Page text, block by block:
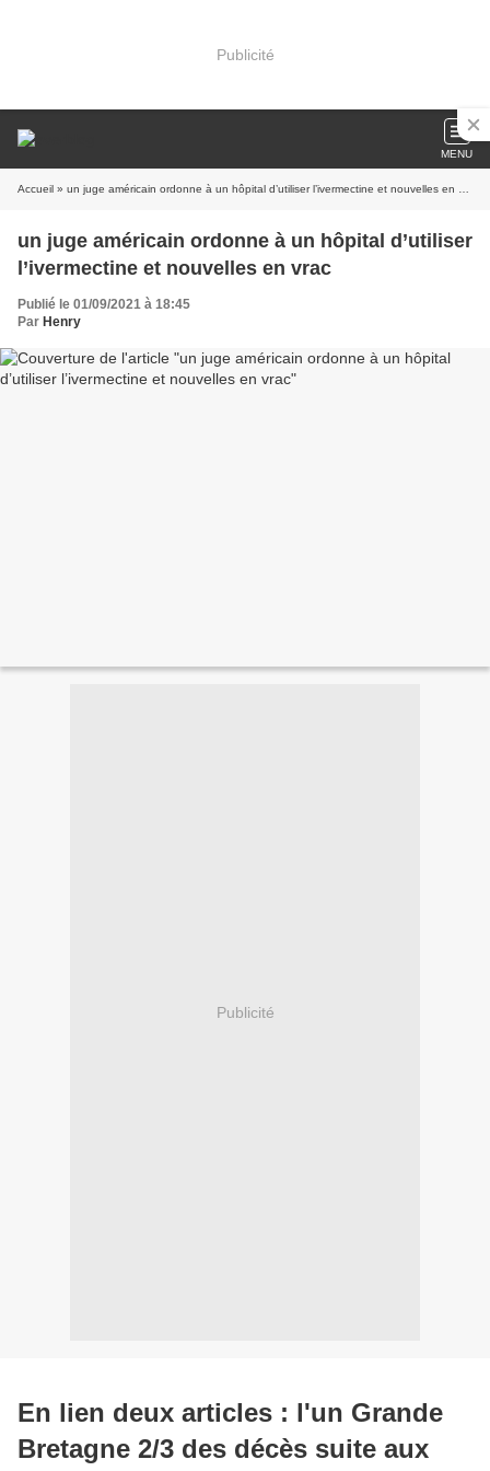
Publicité
MENU
Accueil » un juge américain ordonne à un hôpital d’utiliser l’ivermectine et nouvelles en vrac
un juge américain ordonne à un hôpital d’utiliser
l’ivermectine et nouvelles en vrac
Publié le 01/09/2021 à 18:45
Par Henry
Publicité
En lien deux articles : l'un Grande
Bretagne 2/3 des décès suite aux